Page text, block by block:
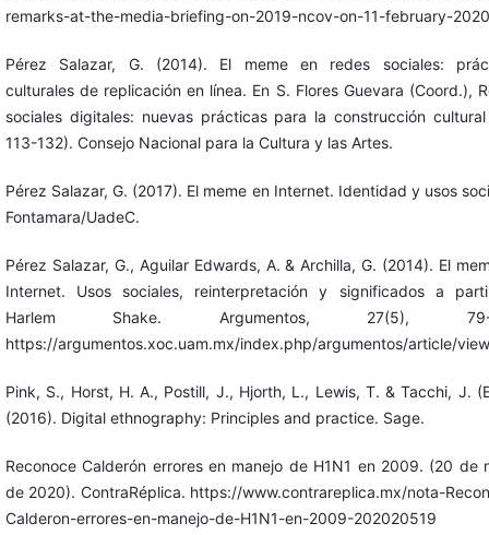
remarks-at-the-media-briefing-on-2019-ncov-on-11-february-2020
Pérez Salazar, G. (2014). El meme en redes sociales:
culturales de replicación en línea. En S. Flores Guevara (Coord.),
sociales digitales: nuevas prácticas para la construcción
113-132). Consejo Nacional para la Cultura y las Artes.
Pérez Salazar, G. (2017). El meme en Internet. Identidad y usos
Fontamara/UadeC.
Pérez Salazar, G., Aguilar Edwards, A. & Archilla, G. (2014). El
Internet. Usos sociales, reinterpretación y significados a
Harlem Shake. Argumentos, 27(5), 79-
https://argumentos.xoc.uam.mx/index.php/argumentos/article/
Pink, S., Horst, H. A., Postill, J., Hjorth, L., Lewis, T. & Tacchi, J.
(2016). Digital ethnography: Principles and practice. Sage.
Reconoce Calderón errores en manejo de H1N1 en 2009. (20 de
de 2020). ContraRéplica. https://www.contrareplica.mx/nota-
Calderon-errores-en-manejo-de-H1N1-en-2009-202020519